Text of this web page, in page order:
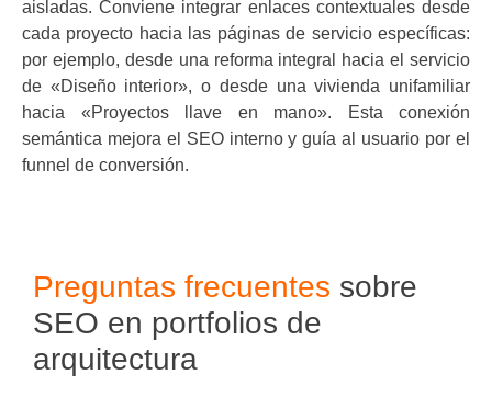
aisladas. Conviene integrar enlaces contextuales desde
cada proyecto hacia las páginas de servicio específicas:
por ejemplo, desde una reforma integral hacia el servicio
de «Diseño interior», o desde una vivienda unifamiliar
hacia «Proyectos llave en mano». Esta conexión
semántica mejora el SEO interno y guía al usuario por el
funnel de conversión.
Preguntas frecuentes sobre
SEO en portfolios de
arquitectura